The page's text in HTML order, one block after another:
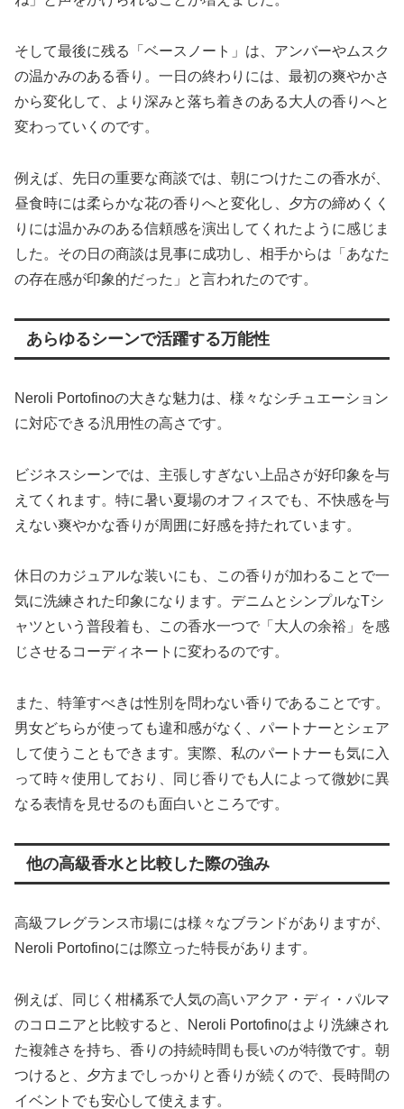
そして最後に残る「ベースノート」は、アンバーやムスク
の温かみのある香り。一日の終わりには、最初の爽やかさ
から変化して、より深みと落ち着きのある大人の香りへと
変わっていくのです。
例えば、先日の重要な商談では、朝につけたこの香水が、
昼食時には柔らかな花の香りへと変化し、夕方の締めくく
りには温かみのある信頼感を演出してくれたように感じま
した。その日の商談は見事に成功し、相手からは「あなた
の存在感が印象的だった」と言われたのです。
あらゆるシーンで活躍する万能性
Neroli Portofinoの大きな魅力は、様々なシチュエーション
に対応できる汎用性の高さです。
ビジネスシーンでは、主張しすぎない上品さが好印象を与
えてくれます。特に暑い夏場のオフィスでも、不快感を与
えない爽やかな香りが周囲に好感を持たれています。
休日のカジュアルな装いにも、この香りが加わることで一
気に洗練された印象になります。デニムとシンプルなTシ
ャツという普段着も、この香水一つで「大人の余裕」を感
じさせるコーディネートに変わるのです。
また、特筆すべきは性別を問わない香りであることです。
男女どちらが使っても違和感がなく、パートナーとシェア
して使うこともできます。実際、私のパートナーも気に入
って時々使用しており、同じ香りでも人によって微妙に異
なる表情を見せるのも面白いところです。
他の高級香水と比較した際の強み
高級フレグランス市場には様々なブランドがありますが、
Neroli Portofinoには際立った特長があります。
例えば、同じく柑橘系で人気の高いアクア・ディ・パルマ
のコロニアと比較すると、Neroli Portofinoはより洗練され
た複雑さを持ち、香りの持続時間も長いのが特徴です。朝
つけると、夕方までしっかりと香りが続くので、長時間の
イベントでも安心して使えます。